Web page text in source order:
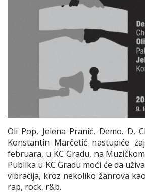
Oli Pop, Jelena Pranić, Demo. D,
Konstantin Marčetić nastupiće
februara, u KC Gradu, na
Publika u KC Gradu moći će da
vibracija, kroz nekoliko žanrova
rap, rock, r&b.